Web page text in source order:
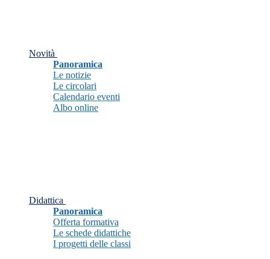
Novità
Panoramica
Le notizie
Le circolari
Calendario eventi
Albo online
Didattica
Panoramica
Offerta formativa
Le schede didattiche
I progetti delle classi